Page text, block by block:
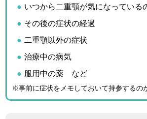
いつから二重顎が気になっている
その後の症状の経過
二重顎以外の症状
治療中の病気
服用中の薬 など
※事前に症状をメモしておいて持参するの